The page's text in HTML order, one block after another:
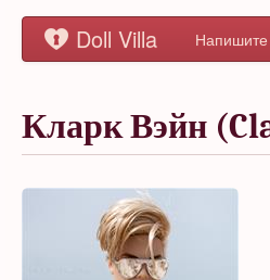
Doll Villa
Кларк Вэйн